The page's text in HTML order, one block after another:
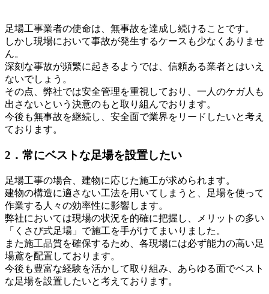
足場工事業者の使命は、無事故を達成し続けることです。
しかし現場において事故が発生するケースも少なくありませ
ん。
深刻な事故が頻繁に起きるようでは、信頼ある業者とはいえ
ないでしょう。
その点、弊社では安全管理を重視しており、一人のケガ人も
出さないという決意のもと取り組んでおります。
今後も無事故を継続し、安全面で業界をリードしたいと考え
ております。
2．常にベストな足場を設置したい
足場工事の場合、建物に応じた施工が求められます。
建物の構造に適さない工法を用いてしまうと、足場を使って
作業する人々の効率性に影響します。
弊社においては現場の状況を的確に把握し、メリットの多い
「くさび式足場」で施工を手がけてまいりました。
また施工品質を確保するため、各現場には必ず能力の高い足
場鳶を配置しております。
今後も豊富な経験を活かして取り組み、あらゆる面でベスト
な足場を設置したいと考えております。